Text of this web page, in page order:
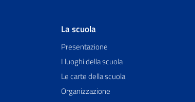
La scuola
Presentazione
I luoghi della scuola
Le carte della scuola
Organizzazione